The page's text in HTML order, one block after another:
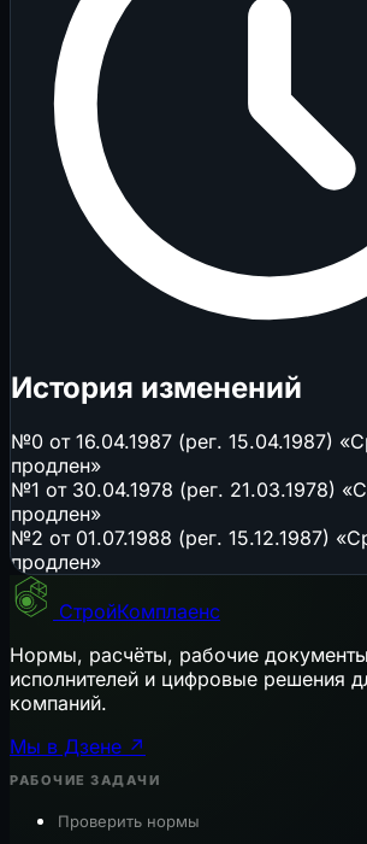
История изменений
№0 от 16.04.1987 (рег. 15.04.1987)
продлен»
№1 от 30.04.1978 (рег. 21.03.1978)
продлен»
№2 от 01.07.1988 (рег. 15.12.1987)
продлен»
СтройКомплаенс
Нормы, расчёты, рабочие
исполнителей и цифровые решения
компаний.
Мы в Дзене ↗
РАБОЧИЕ ЗАДАЧИ
Проверить нормы